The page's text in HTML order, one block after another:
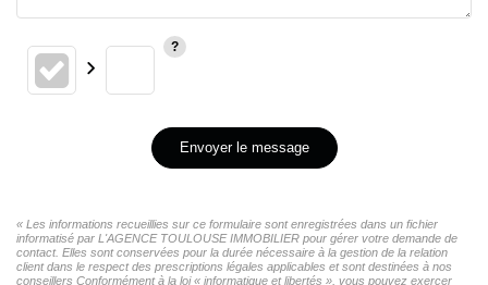
Envoyer le message
« Les informations recueillies sur ce formulaire sont enregistrées dans un fichier
informatisé par L'AGENCE TOULOUSE IMMOBILIER pour gérer votre demande de
contact. Elles sont conservées pour la durée nécessaire à la gestion de la relation
client dans le respect des prescriptions légales applicables et sont destinées à nos
conseillers Conformément à la loi « informatique et libertés », vous pouvez exercer